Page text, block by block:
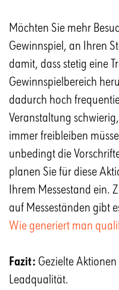
Möchten Sie mehr
Gewinnspiel, an Ihren
damit, dass stetig eine
Gewinnspielbereich
dadurch hoch
Veranstaltung
immer freibleiben
unbedingt die
planen Sie für diese
Ihrem Messestand ein.
auf Messeständen gibt
Wie generiert man
Fazit: Gezielte
Leadqualität.